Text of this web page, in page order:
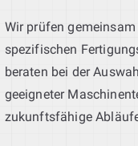
Wir prüfen
spezifischen
beraten bei der
geeigneter
zukunftsfähige